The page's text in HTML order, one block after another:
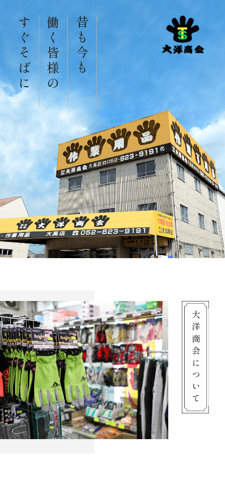
昔も今も
働く皆様の
すぐそばに
大洋商会について